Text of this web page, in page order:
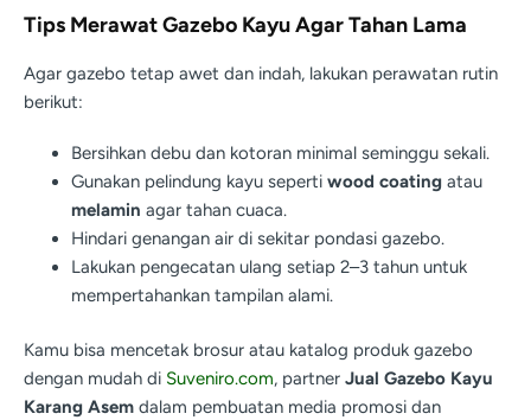
Tips Merawat Gazebo Kayu Agar Tahan Lama
Agar gazebo tetap awet dan indah, lakukan perawatan rutin
berikut:
Bersihkan debu dan kotoran minimal seminggu sekali.
Gunakan pelindung kayu seperti wood coating atau
melamin agar tahan cuaca.
Hindari genangan air di sekitar pondasi gazebo.
Lakukan pengecatan ulang setiap 2–3 tahun untuk
mempertahankan tampilan alami.
Kamu bisa mencetak brosur atau katalog produk gazebo
dengan mudah di Suveniro.com, partner Jual Gazebo Kayu
Karang Asem dalam pembuatan media promosi dan